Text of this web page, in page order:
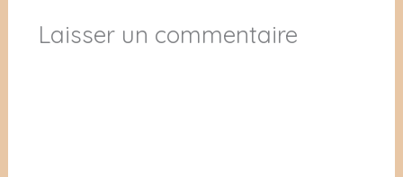
Laisser un commentaire